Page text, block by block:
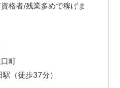
格者/残業多めで稼げま
町
（徒歩37分）